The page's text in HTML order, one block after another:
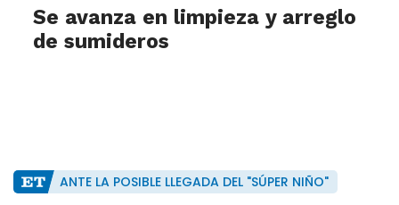
Se avanza en limpieza y arreglo
de sumideros
ANTE LA POSIBLE LLEGADA DEL "SÚPER NIÑO"